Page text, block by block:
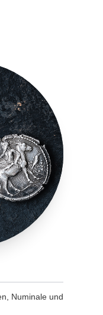
Numinale und